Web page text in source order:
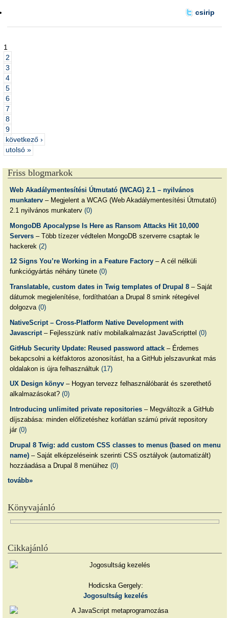
csirip
1
2
3
4
5
6
7
8
9
következő ›
utolsó »
Friss blogmarkok
Web Akadálymentesítési Útmutató (WCAG) 2.1 – nyilvános
munkaterv– Megjelent a WCAG (Web Akadálymentesítési Útmutató)
2.1 nyilvános munkaterv (0)
MongoDB Apocalypse Is Here as Ransom Attacks Hit 10,000
Servers– Több tízezer védtelen MongoDB szerverre csaptak le
hackerek (2)
12 Signs You’re Working in a Feature Factory– A cél nélküli
funkciógyártás néhány tünete (0)
Translatable, custom dates in Twig templates of Drupal 8– Saját
dátumok megjelenítése, fordíthatóan a Drupal 8 smink rétegével
dolgozva (0)
NativeScript – Cross-Platform Native Development with
Javascript– Fejlesszünk natív mobilalkalmazást JavaScripttel (0)
GitHub Security Update: Reused password attack– Érdemes
bekapcsolni a kétfaktoros azonosítást, ha a GitHub jelszavunkat más
oldalakon is újra felhasználtuk (17)
UX Design könyv– Hogyan tervezz felhasználóbarát és szerethető
alkalmazásokat? (0)
Introducing unlimited private repositories– Megváltozik a GitHub
díjszabása: minden előfizetéshez korlátlan számú privát repository
jár (0)
Drupal 8 Twig: add custom CSS classes to menus (based on menu
name)– Saját elképzeléseink szerinti CSS osztályok (automatizált)
hozzáadása a Drupal 8 menüihez (0)
tovább»
Könyvajánló
Cikkajánló
Hodicska Gergely:
Jogosultság kezelés